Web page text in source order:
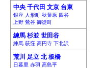
中央 千代田 文京 台東
銀座 人形町 秋葉原 四谷
上野 鶯谷 御徒町
練馬 杉並 世田谷
練馬 荻窪 高円寺 下北沢
荒川 足立 北 板橋
日暮里 赤羽 高島平